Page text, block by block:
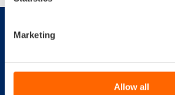
Marketing
Allow all
Handige links
Land